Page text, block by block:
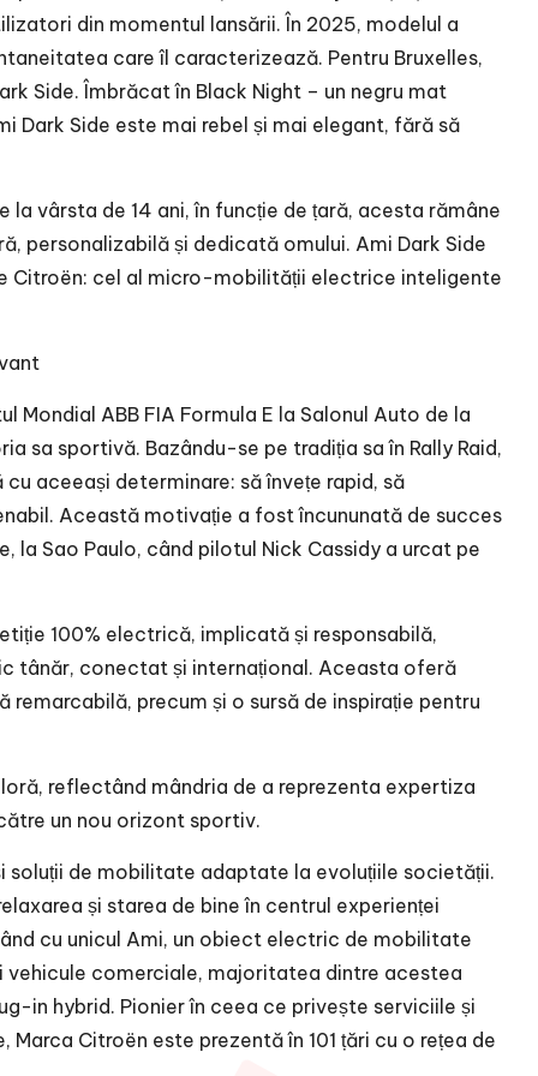
din momentul lansării. În 2025, modelul a
care îl caracterizează. Pentru Bruxelles,
Side. Îmbrăcat în Black Night – un negru mat
Dark Side este mai rebel și mai elegant, fără să
vârsta de 14 ani, în funcție de țară, acesta rămâne
personalizabilă și dedicată omului. Ami Dark Side
Citroën: cel al micro-mobilității electrice inteligente
ABB FIA Formula E la Salonul Auto de la
sa sportivă. Bazându-se pe tradiția sa în Rally Raid,
aceeași determinare: să învețe rapid, să
Această motivație a fost încununată de succes
la Sao Paulo, când pilotul Nick Cassidy a urcat pe
100% electrică, implicată și responsabilă,
tânăr, conectat și internațional. Aceasta oferă
precum și o sursă de inspirație pentru
reflectând mândria de a reprezenta expertiza
un nou orizont sportiv.
soluții de mobilitate adaptate la evoluțiile societății.
și starea de bine în centrul experienței
cu unicul Ami, un obiect electric de mobilitate
vehicule comerciale, majoritatea dintre acestea
in hybrid. Pionier în ceea ce privește serviciile și
Citroën este prezentă în 101 țări cu o rețea de